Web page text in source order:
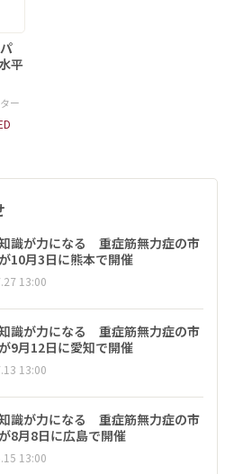
平
ー
識が力になる 重症筋無力症の市
10月3日に熊本で開催
13:00
識が力になる 重症筋無力症の市
9月12日に愛知で開催
13:00
識が力になる 重症筋無力症の市
8月8日に広島で開催
13:00